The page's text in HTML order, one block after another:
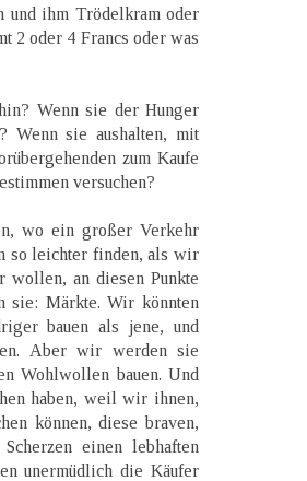
und ihm Trödelkram oder
2 oder 4 Francs oder was
Wenn sie der Hunger
Wenn sie aushalten, mit
zum Kaufe
versuchen?
wo ein großer Verkehr
so leichter finden, als wir
an diesen Punkte
sie: Märkte. Wir könnten
bauen als jene, und
Aber wir werden sie
Wohlwollen bauen. Und
haben, weil wir ihnen,
können, diese braven,
einen lebhaften
unermüdlich die Käufer